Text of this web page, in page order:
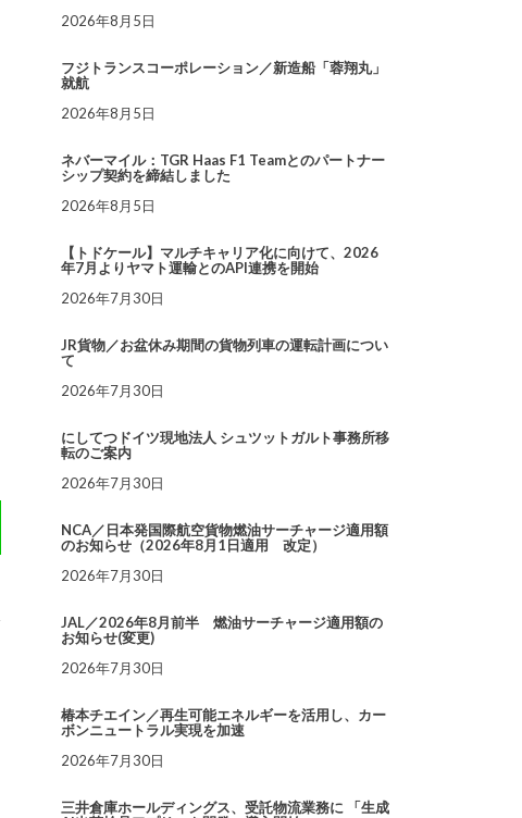
2026年8月5日
フジトランスコーポレーション／新造船「蓉翔丸」
就航
2026年8月5日
ネバーマイル：TGR Haas F1 Teamとのパートナー
シップ契約を締結しました
2026年8月5日
【トドケール】マルチキャリア化に向けて、2026
年7月よりヤマト運輸とのAPI連携を開始
2026年7月30日
JR貨物／お盆休み期間の貨物列車の運転計画につい
て
2026年7月30日
にしてつドイツ現地法人 シュツットガルト事務所移
転のご案内
2026年7月30日
NCA／日本発国際航空貨物燃油サーチャージ適用額
のお知らせ（2026年8月1日適用 改定）
2026年7月30日
JAL／2026年8月前半 燃油サーチャージ適用額の
お知らせ(変更)
2026年7月30日
椿本チエイン／再生可能エネルギーを活用し、カー
ボンニュートラル実現を加速
2026年7月30日
三井倉庫ホールディングス、受託物流業務に 「生成